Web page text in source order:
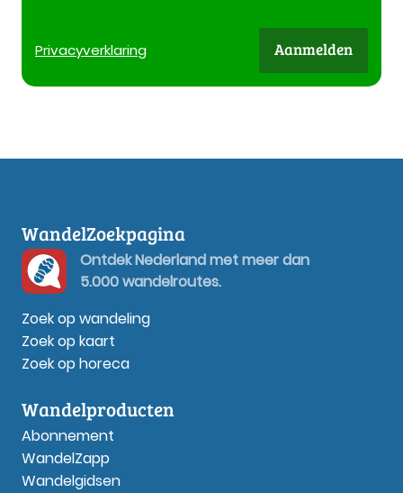
Privacyverklaring Aanmelden
WandelZoekpagina
Ontdek Nederland met meer dan
5.000 wandelroutes.
Zoek op wandeling
Zoek op kaart
Zoek op horeca
Wandelproducten
Abonnement
WandelZapp
Wandelgidsen